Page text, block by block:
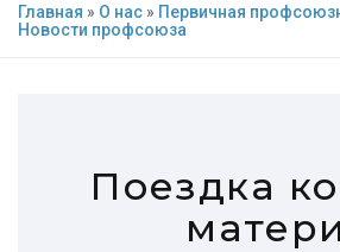
Главная » О нас » Первичная
Новости профсоюза
Поездка
матери